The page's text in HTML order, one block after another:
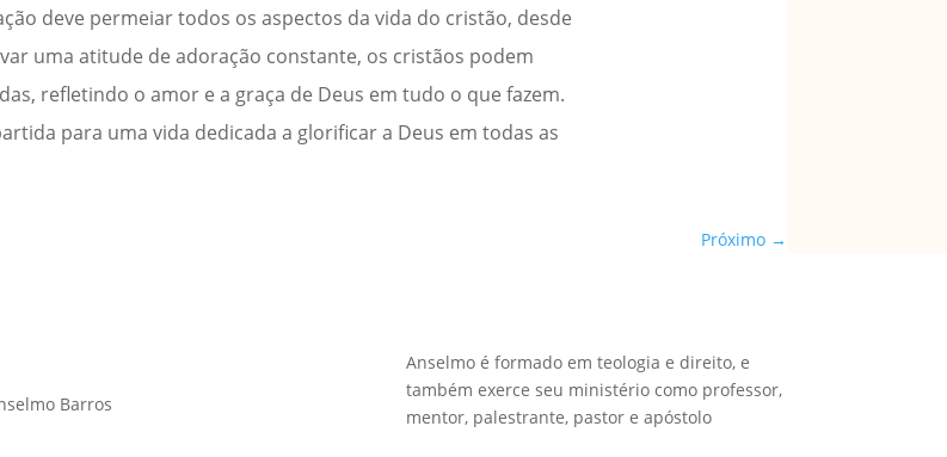
deve permeiar todos os aspectos da vida do cristão, desde
uma atitude de adoração constante, os cristãos podem
refletindo o amor e a graça de Deus em tudo o que fazem.
para uma vida dedicada a glorificar a Deus em todas as
Próximo→
Barros
Anselmo é formado em teologia e direito, e
também exerce seu ministério como professor,
mentor, palestrante, pastor e apóstolo